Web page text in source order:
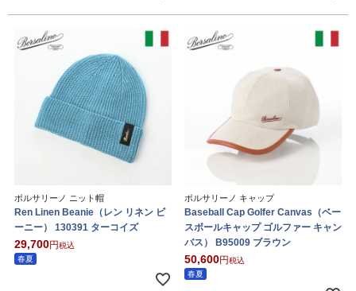
ボルサリーノ ニット帽
Ren Linen Beanie（レン リネン ビ
ーニー） 130391 ターコイズ
29,700
税込
春夏
ボルサリーノ キャップ
Baseball Cap Golfer Canvas（ベー
スボールキャップ ゴルファー キャン
バス） B95009 ブラウン
50,600
税込
春夏